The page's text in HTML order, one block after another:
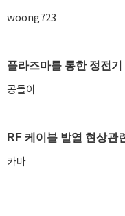
woong723
플라즈마를 통한 정전
공돌이
RF 케이블 발열 현상관
카마